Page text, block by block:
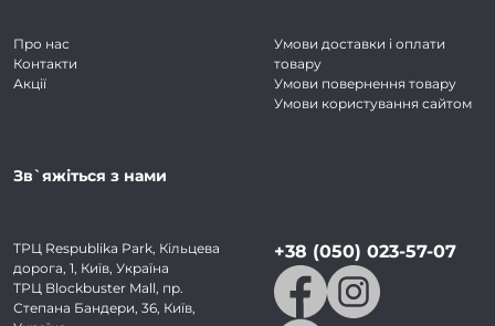
Про нас
Контакти
Акції
Умови доставки і оплати
товару
Умови повернення товару
Умови користування сайтом
Зв`яжіться з нами
ТРЦ Respublika Park, Кільцева
дорога, 1, Київ, Україна
ТРЦ Blockbuster Mall, пр.
Степана Бандери, 36, Київ,
+38 (050) 023-57-07